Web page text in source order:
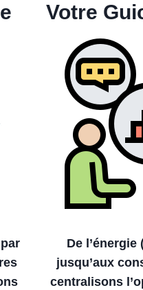
Votre
De
jusqu’aux
centralisons